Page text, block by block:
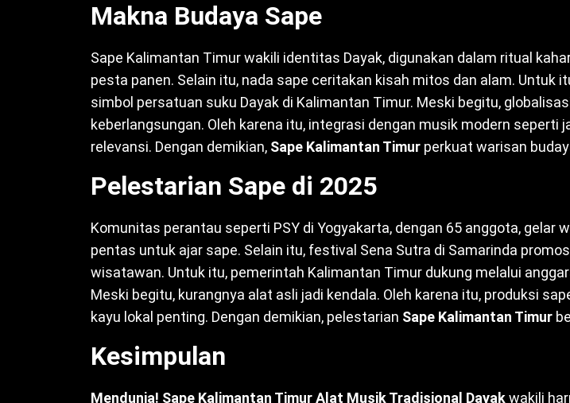
Makna Budaya Sape
Sape Kalimantan Timur wakili identitas Dayak, digunakan dalam ritual
pesta panen. Selain itu, nada sape ceritakan kisah mitos dan alam. Untuk
simbol persatuan suku Dayak di Kalimantan Timur. Meski begitu,
keberlangsungan. Oleh karena itu, integrasi dengan musik modern seperti
relevansi. Dengan demikian, Sape Kalimantan Timur perkuat warisan
Pelestarian Sape di 2025
Komunitas perantau seperti PSY di Yogyakarta, dengan 65 anggota, gelar
pentas untuk ajar sape. Selain itu, festival Sena Sutra di Samarinda
wisatawan. Untuk itu, pemerintah Kalimantan Timur dukung melalui
Meski begitu, kurangnya alat asli jadi kendala. Oleh karena itu, produksi
kayu lokal penting. Dengan demikian, pelestarian Sape Kalimantan Timur
Kesimpulan
Mendunia! Sape Kalimantan Timur Alat Musik Tradisional Dayakwakili